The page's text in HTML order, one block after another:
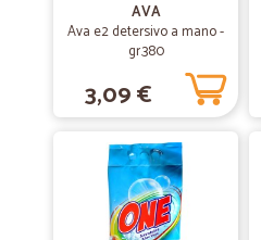
AVA
Ava e2 detersivo a mano -
gr.380
3,09 €